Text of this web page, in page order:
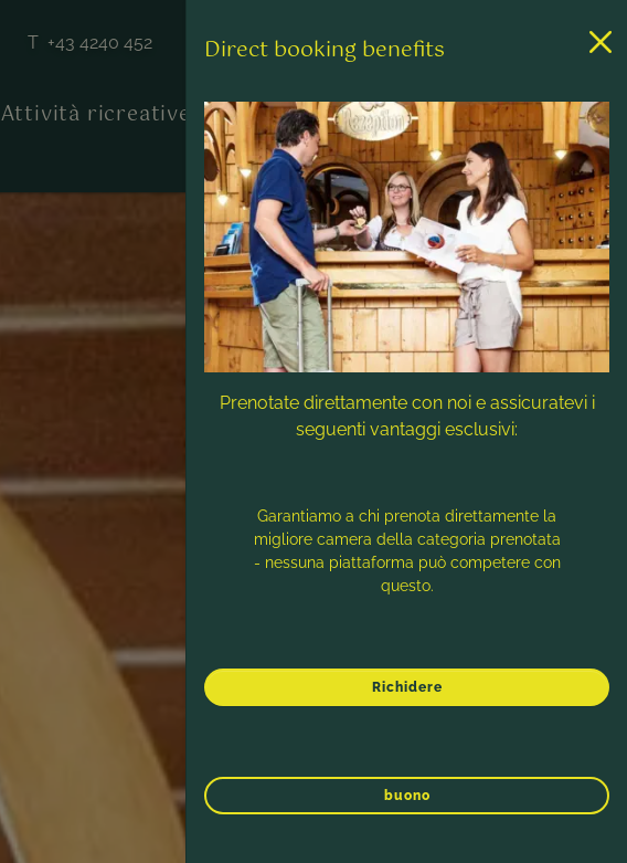
T +43 4240 452
Attività ricreative Contatto & Assistenza
Direct booking benefits
Prenotate direttamente con noi e assicuratevi i
seguenti vantaggi esclusivi:
Garantiamo a chi prenota direttamente la
migliore camera della categoria prenotata
- nessuna piattaforma può competere con
questo.
Richidere
buono